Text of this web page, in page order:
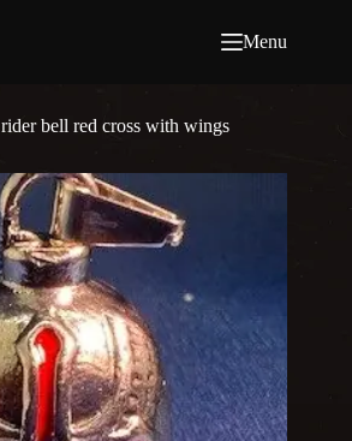
Menu
rider bell red cross with wings